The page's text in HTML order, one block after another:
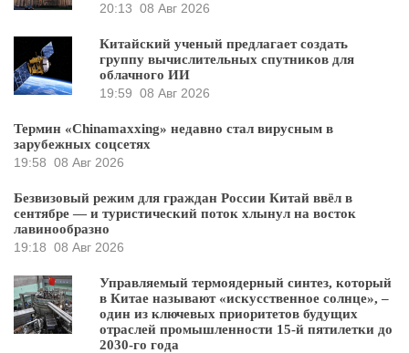
20:13 08 Авг 2026
Китайский ученый предлагает создать
группу вычислительных спутников для
облачного ИИ
19:59 08 Авг 2026
Термин «Chinamaxxing» недавно стал вирусным в
зарубежных соцсетях
19:58 08 Авг 2026
Безвизовый режим для граждан России Китай ввёл в
сентябре — и туристический поток хлынул на восток
лавинообразно
19:18 08 Авг 2026
Управляемый термоядерный синтез, который
в Китае называют «искусственное солнце», –
один из ключевых приоритетов будущих
отраслей промышленности 15-й пятилетки до
2030-го года